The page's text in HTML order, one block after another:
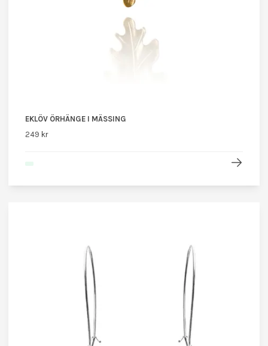
EKLÖV ÖRHÄNGE I MÄSSING
249 kr